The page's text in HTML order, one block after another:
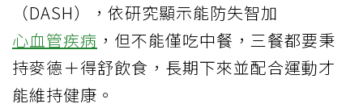
（DASH），依研究顯示能防失智加
心血管疾病 ，但不能僅吃中餐，三餐都要秉
持麥德＋得舒飲食，長期下來並配合運動才
能維持健康。